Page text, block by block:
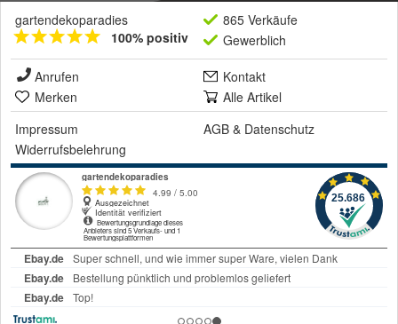
gartendekoparadies
100% positiv
865 Verkäufe
Gewerblich
Anrufen
Kontakt
Merken
Alle Artikel
Impressum
AGB & Datenschutz
Widerrufsbelehrung